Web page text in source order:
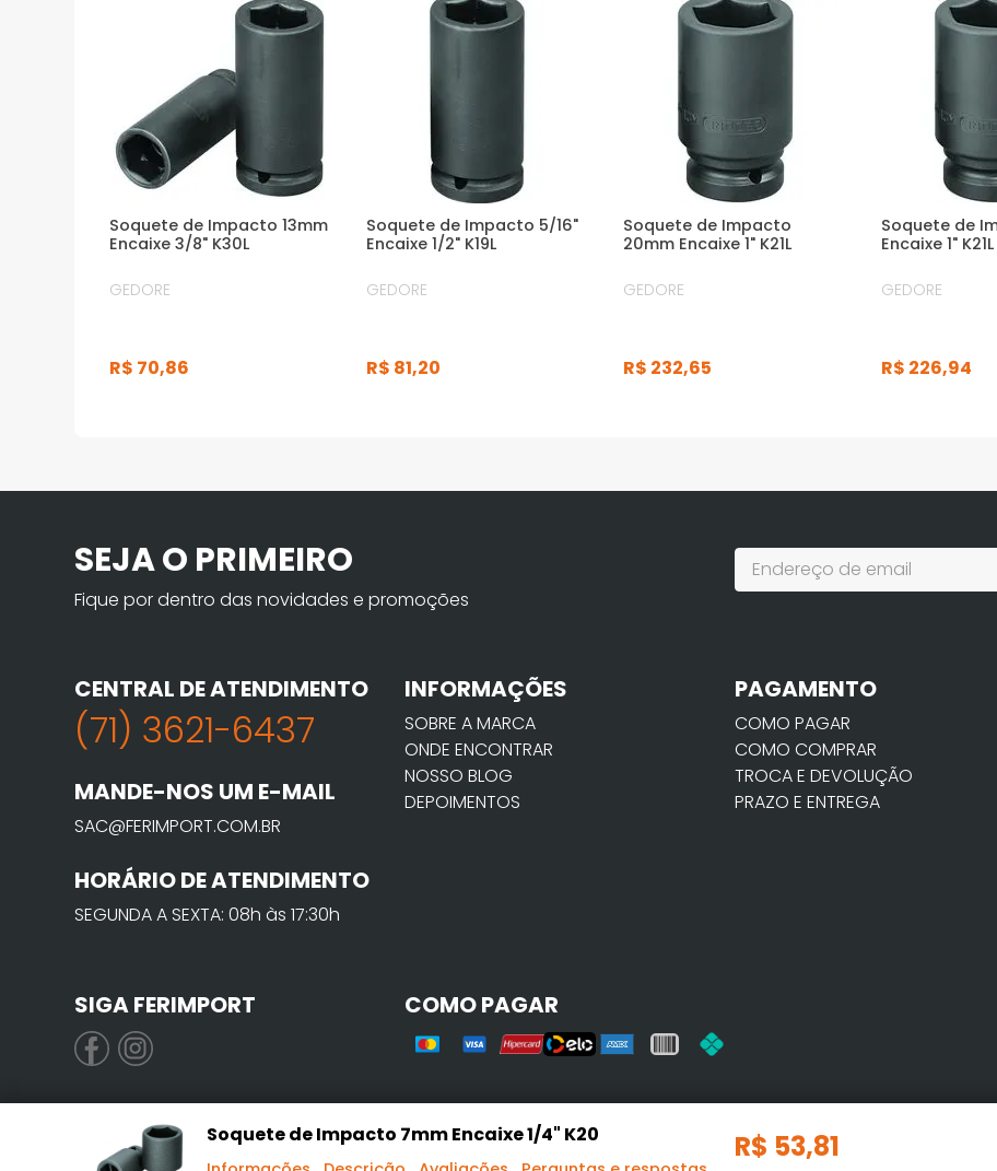
Soquete de Impacto 7mm Encaixe 1/4" K20 R$ 53,81
Soquete de Impacto 13mm
Encaixe 3/8" K30L
GEDORE
R$ 70,86
Soquete de Impacto 5/16"
Encaixe 1/2" K19L
GEDORE
R$ 81,20
Soquete de Impacto
20mm Encaixe 1" K21L
GEDORE
R$ 232,65
Soquete de
Encaixe 1" K21L
GEDORE
R$ 226,94
SEJA O PRIMEIRO
Fique por dentro das novidades e promoções
CENTRAL DE ATENDIMENTO
(71) 3621-6437
MANDE-NOS UM E-MAIL
SAC@FERIMPORT.COM.BR
HORÁRIO DE ATENDIMENTO
SEGUNDA A SEXTA: 08h às 17:30h
INFORMAÇÕES
SOBRE A MARCA
ONDE ENCONTRAR
NOSSO BLOG
DEPOIMENTOS
PAGAMENTO
COMO PAGAR
COMO COMPRAR
TROCA E DEVOLUÇÃO
PRAZO E ENTREGA
SIGA FERIMPORT COMO PAGAR